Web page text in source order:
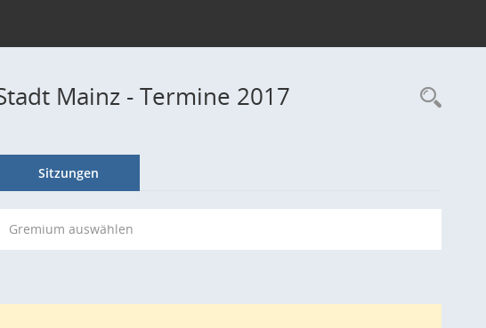
Mainz - Termine 2017
Sitzungen
Gremium auswählen